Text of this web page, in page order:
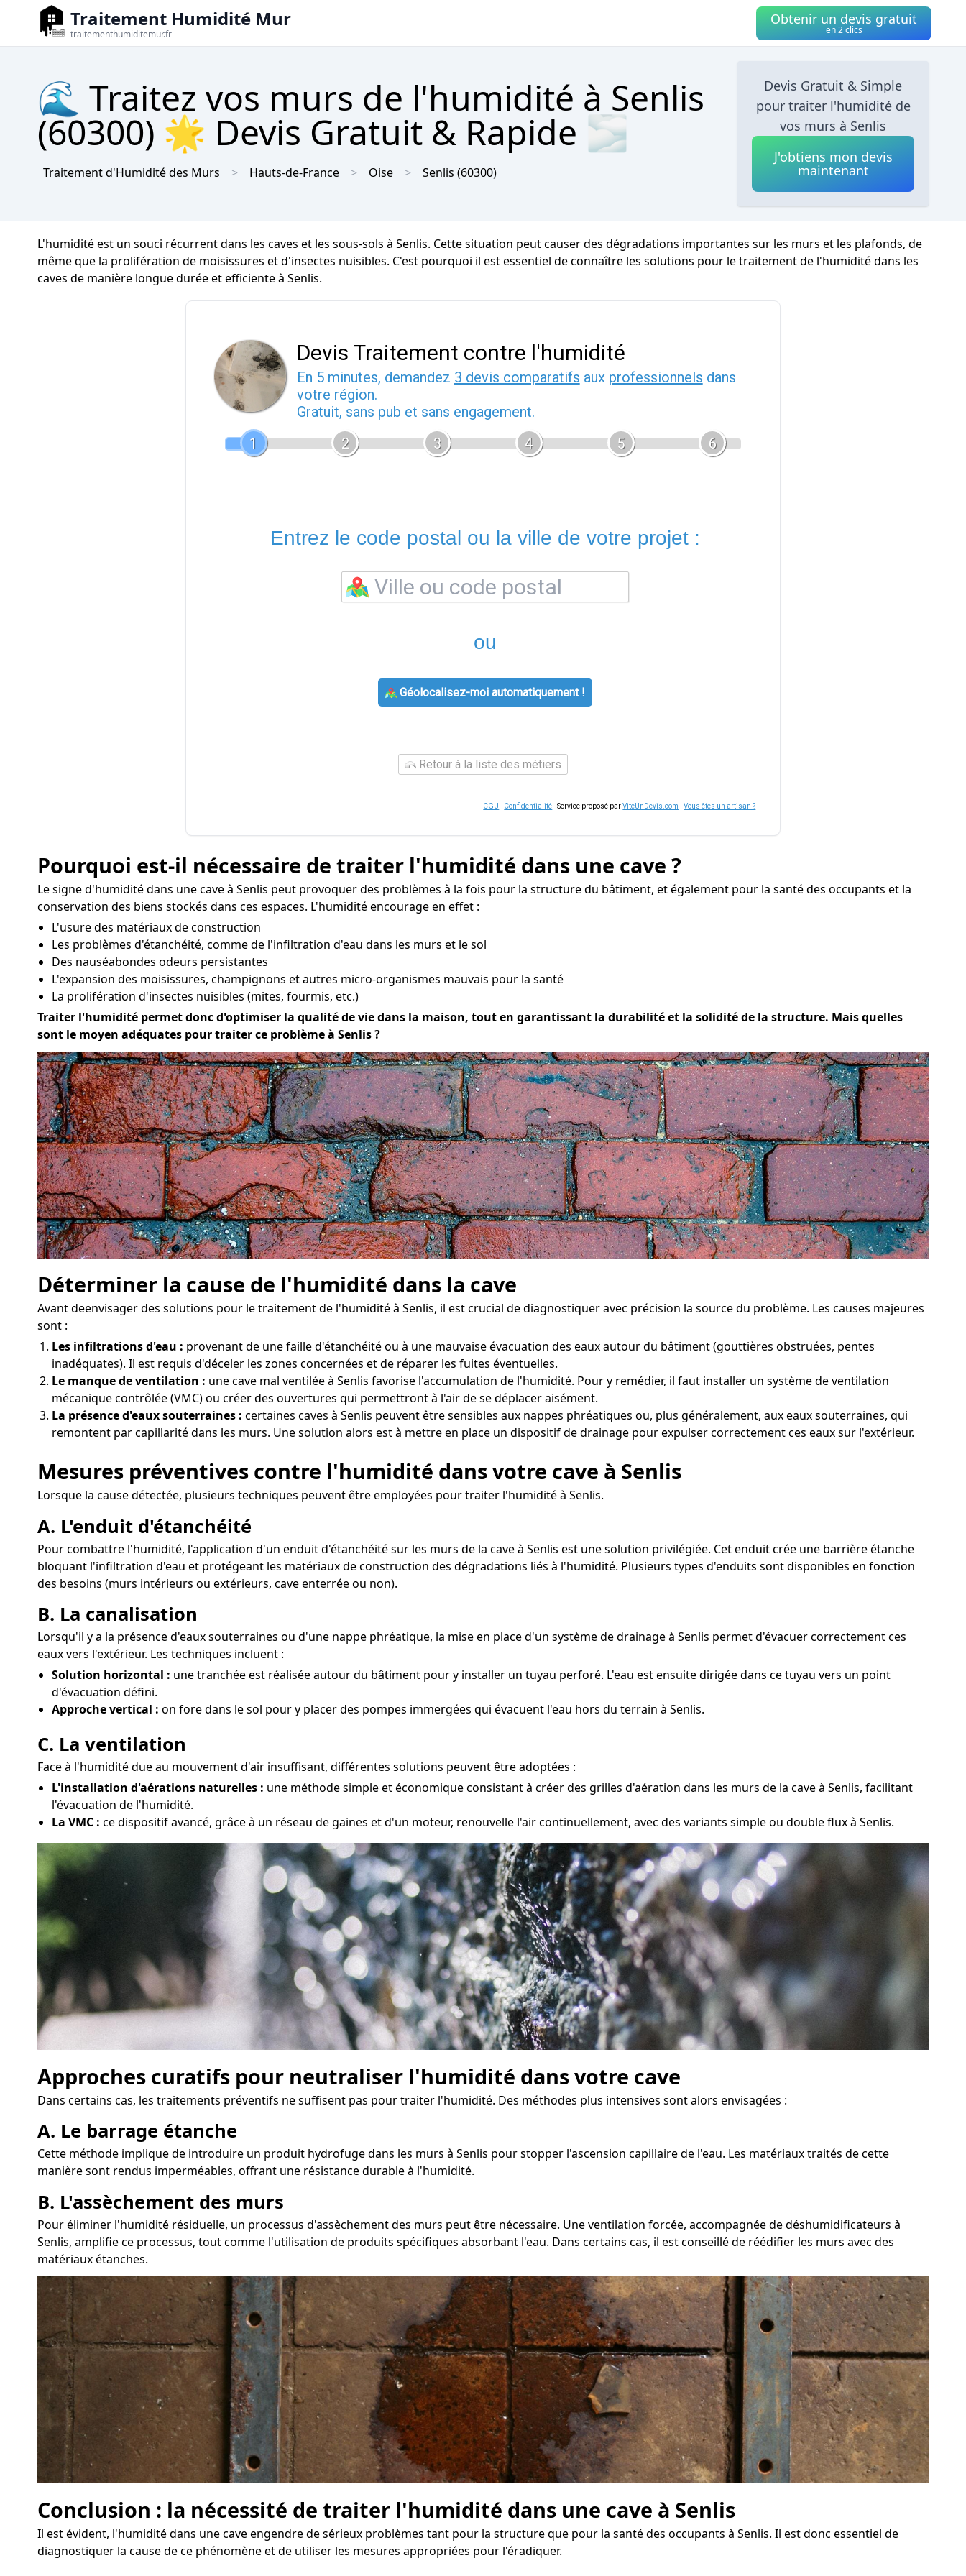
Traitement Humidité Mur
traitementhumiditemur.fr
Obtenir un devis gratuit
en 2 clics
🌊 Traitez vos murs de l'humidité à Senlis
(60300) 🌟 Devis Gratuit & Rapide 🌫
Traitement d'Humidité des Murs Hauts-de-France Oise Senlis (60300)
Devis Gratuit & Simple
pour traiter l'humidité de
vos murs à Senlis
J'obtiens mon devis
maintenant
L'humidité est un souci récurrent dans les caves et les sous-sols à Senlis. Cette situation peut causer des dégradations importantes sur les murs et les plafonds, de
même que la prolifération de moisissures et d'insectes nuisibles. C'est pourquoi il est essentiel de connaître les solutions pour le traitement de l'humidité dans les
caves de manière longue durée et efficiente à Senlis.
Devis Traitement contre l'humidité
En 5 minutes, demandez 3 devis comparatifs aux professionnels dans
votre région.
Gratuit, sans pub et sans engagement.
1
2 3 4 5 6
Entrez le code postal ou la ville de votre projet :
ou
Géolocalisez-moi automatiquement !
Retour à la liste des métiers
CGU - Confidentialité- Service proposé parViteUnDevis.com -Vous êtes un artisan ?
Pourquoi est-il nécessaire de traiter l'humidité dans une cave ?
Le signe d'humidité dans une cave à Senlis peut provoquer des problèmes à la fois pour la structure du bâtiment, et également pour la santé des occupants et la
conservation des biens stockés dans ces espaces. L'humidité encourage en effet :
L'usure des matériaux de construction
Les problèmes d'étanchéité, comme de l'infiltration d'eau dans les murs et le sol
Des nauséabondes odeurs persistantes
L'expansion des moisissures, champignons et autres micro-organismes mauvais pour la santé
La prolifération d'insectes nuisibles (mites, fourmis, etc.)
Traiter l'humidité permet donc d'optimiser la qualité de vie dans la maison, tout en garantissant la durabilité et la solidité de la structure. Mais quelles
sont le moyen adéquates pour traiter ce problème à Senlis ?
Déterminer la cause de l'humidité dans la cave
Avant deenvisager des solutions pour le traitement de l'humidité à Senlis, il est crucial de diagnostiquer avec précision la source du problème. Les causes majeures
sont :
Les infiltrations d'eau : provenant de une faille d'étanchéité ou à une mauvaise évacuation des eaux autour du bâtiment (gouttières obstruées, pentes
inadéquates). Il est requis d'déceler les zones concernées et de réparer les fuites éventuelles.
Le manque de ventilation : une cave mal ventilée à Senlis favorise l'accumulation de l'humidité. Pour y remédier, il faut installer un système de ventilation
mécanique contrôlée (VMC) ou créer des ouvertures qui permettront à l'air de se déplacer aisément.
La présence d'eaux souterraines : certaines caves à Senlis peuvent être sensibles aux nappes phréatiques ou, plus généralement, aux eaux souterraines, qui
remontent par capillarité dans les murs. Une solution alors est à mettre en place un dispositif de drainage pour expulser correctement ces eaux sur l'extérieur.
Mesures préventives contre l'humidité dans votre cave à Senlis
Lorsque la cause détectée, plusieurs techniques peuvent être employées pour traiter l'humidité à Senlis.
A. L'enduit d'étanchéité
Pour combattre l'humidité, l'application d'un enduit d'étanchéité sur les murs de la cave à Senlis est une solution privilégiée. Cet enduit crée une barrière étanche
bloquant l'infiltration d'eau et protégeant les matériaux de construction des dégradations liés à l'humidité. Plusieurs types d'enduits sont disponibles en fonction
des besoins (murs intérieurs ou extérieurs, cave enterrée ou non).
B. La canalisation
Lorsqu'il y a la présence d'eaux souterraines ou d'une nappe phréatique, la mise en place d'un système de drainage à Senlis permet d'évacuer correctement ces
eaux vers l'extérieur. Les techniques incluent :
Solution horizontal : une tranchée est réalisée autour du bâtiment pour y installer un tuyau perforé. L'eau est ensuite dirigée dans ce tuyau vers un point
d'évacuation défini.
Approche vertical : on fore dans le sol pour y placer des pompes immergées qui évacuent l'eau hors du terrain à Senlis.
C. La ventilation
Face à l'humidité due au mouvement d'air insuffisant, différentes solutions peuvent être adoptées :
L'installation d'aérations naturelles : une méthode simple et économique consistant à créer des grilles d'aération dans les murs de la cave à Senlis, facilitant
l'évacuation de l'humidité.
La VMC : ce dispositif avancé, grâce à un réseau de gaines et d'un moteur, renouvelle l'air continuellement, avec des variants simple ou double flux à Senlis.
Approches curatifs pour neutraliser l'humidité dans votre cave
Dans certains cas, les traitements préventifs ne suffisent pas pour traiter l'humidité. Des méthodes plus intensives sont alors envisagées :
A. Le barrage étanche
Cette méthode implique de introduire un produit hydrofuge dans les murs à Senlis pour stopper l'ascension capillaire de l'eau. Les matériaux traités de cette
manière sont rendus imperméables, offrant une résistance durable à l'humidité.
B. L'assèchement des murs
Pour éliminer l'humidité résiduelle, un processus d'assèchement des murs peut être nécessaire. Une ventilation forcée, accompagnée de déshumidificateurs à
Senlis, amplifie ce processus, tout comme l'utilisation de produits spécifiques absorbant l'eau. Dans certains cas, il est conseillé de réédifier les murs avec des
matériaux étanches.
Conclusion : la nécessité de traiter l'humidité dans une cave à Senlis
Il est évident, l'humidité dans une cave engendre de sérieux problèmes tant pour la structure que pour la santé des occupants à Senlis. Il est donc essentiel de
diagnostiquer la cause de ce phénomène et de utiliser les mesures appropriées pour l'éradiquer.